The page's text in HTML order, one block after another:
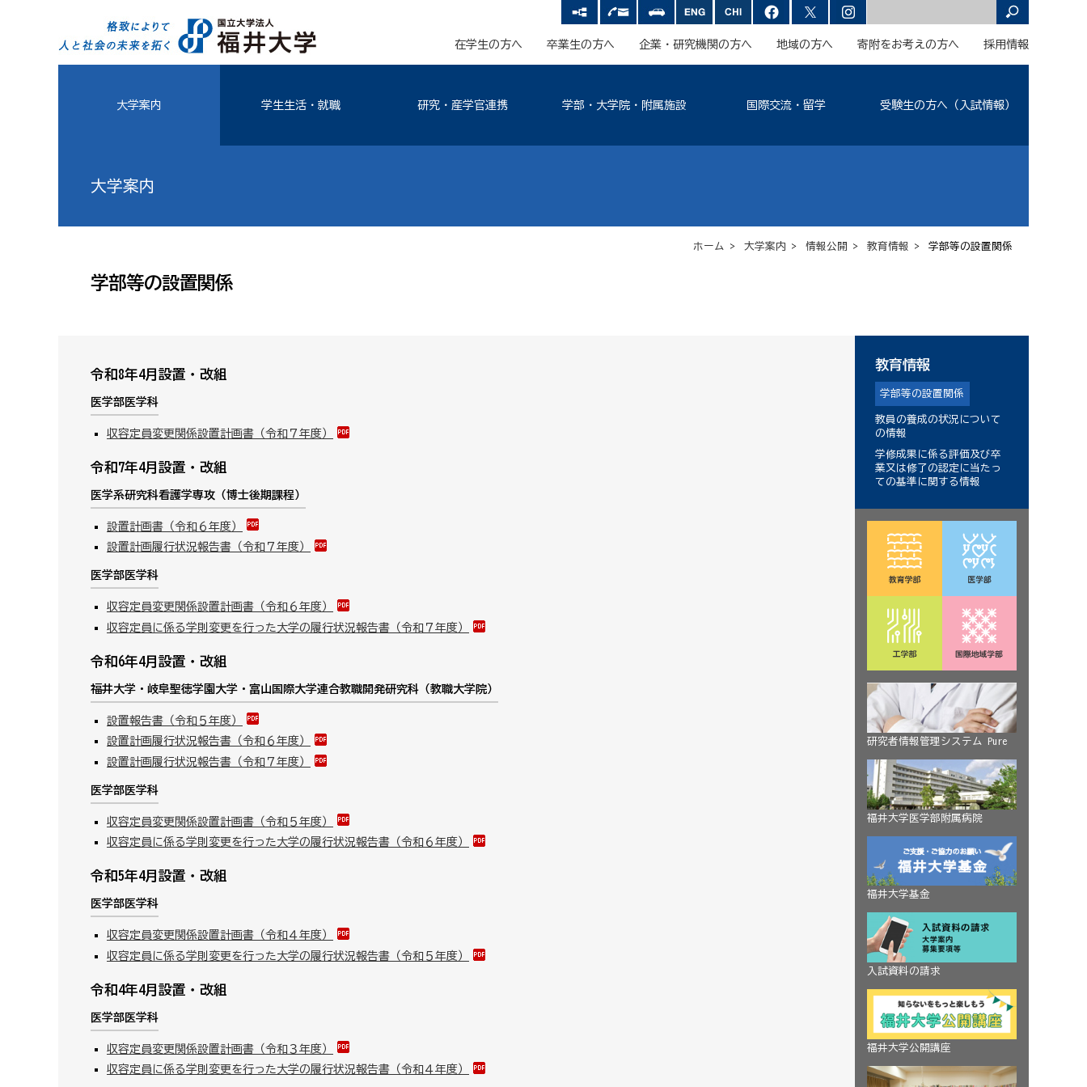
在学生の方へ 卒業生の方へ 企業・研究機関の方へ 地域の方へ 寄附をお考えの方へ 採用情報
大学案内 学生生活・就職 研究・産学官連携 学部・大学院・附属施設 国際交流・留学 受験生の方へ（入試情報）
大学案内
ホーム > 大学案内 > 情報公開 > 教育情報 > 学部等の設置関係
学部等の設置関係
令和8年4月設置・改組
医学部医学科
収容定員変更関係設置計画書（令和７年度）
令和7年4月設置・改組
医学系研究科看護学専攻（博士後期課程）
設置計画書（令和６年度）
設置計画履行状況報告書（令和７年度）
医学部医学科
収容定員変更関係設置計画書（令和６年度）
収容定員に係る学則変更を行った大学の履行状況報告書（令和７年度）
令和6年4月設置・改組
福井大学・岐阜聖徳学園大学・富山国際大学連合教職開発研究科（教職大学院）
設置報告書（令和５年度）
設置計画履行状況報告書（令和６年度）
設置計画履行状況報告書（令和７年度）
医学部医学科
収容定員変更関係設置計画書（令和５年度）
収容定員に係る学則変更を行った大学の履行状況報告書（令和６年度）
令和5年4月設置・改組
医学部医学科
収容定員変更関係設置計画書（令和４年度）
収容定員に係る学則変更を行った大学の履行状況報告書（令和５年度）
令和4年4月設置・改組
医学部医学科
収容定員変更関係設置計画書（令和３年度）
収容定員に係る学則変更を行った大学の履行状況報告書（令和４年度）
教育情報
学部等の設置関係
教員の養成の状況について
の情報
学修成果に係る評価及び卒
業又は修了の認定に当たっ
ての基準に関する情報
研究者情報管理システム Pure
福井大学医学部附属病院
福井大学基金
入試資料の請求
福井大学公開講座